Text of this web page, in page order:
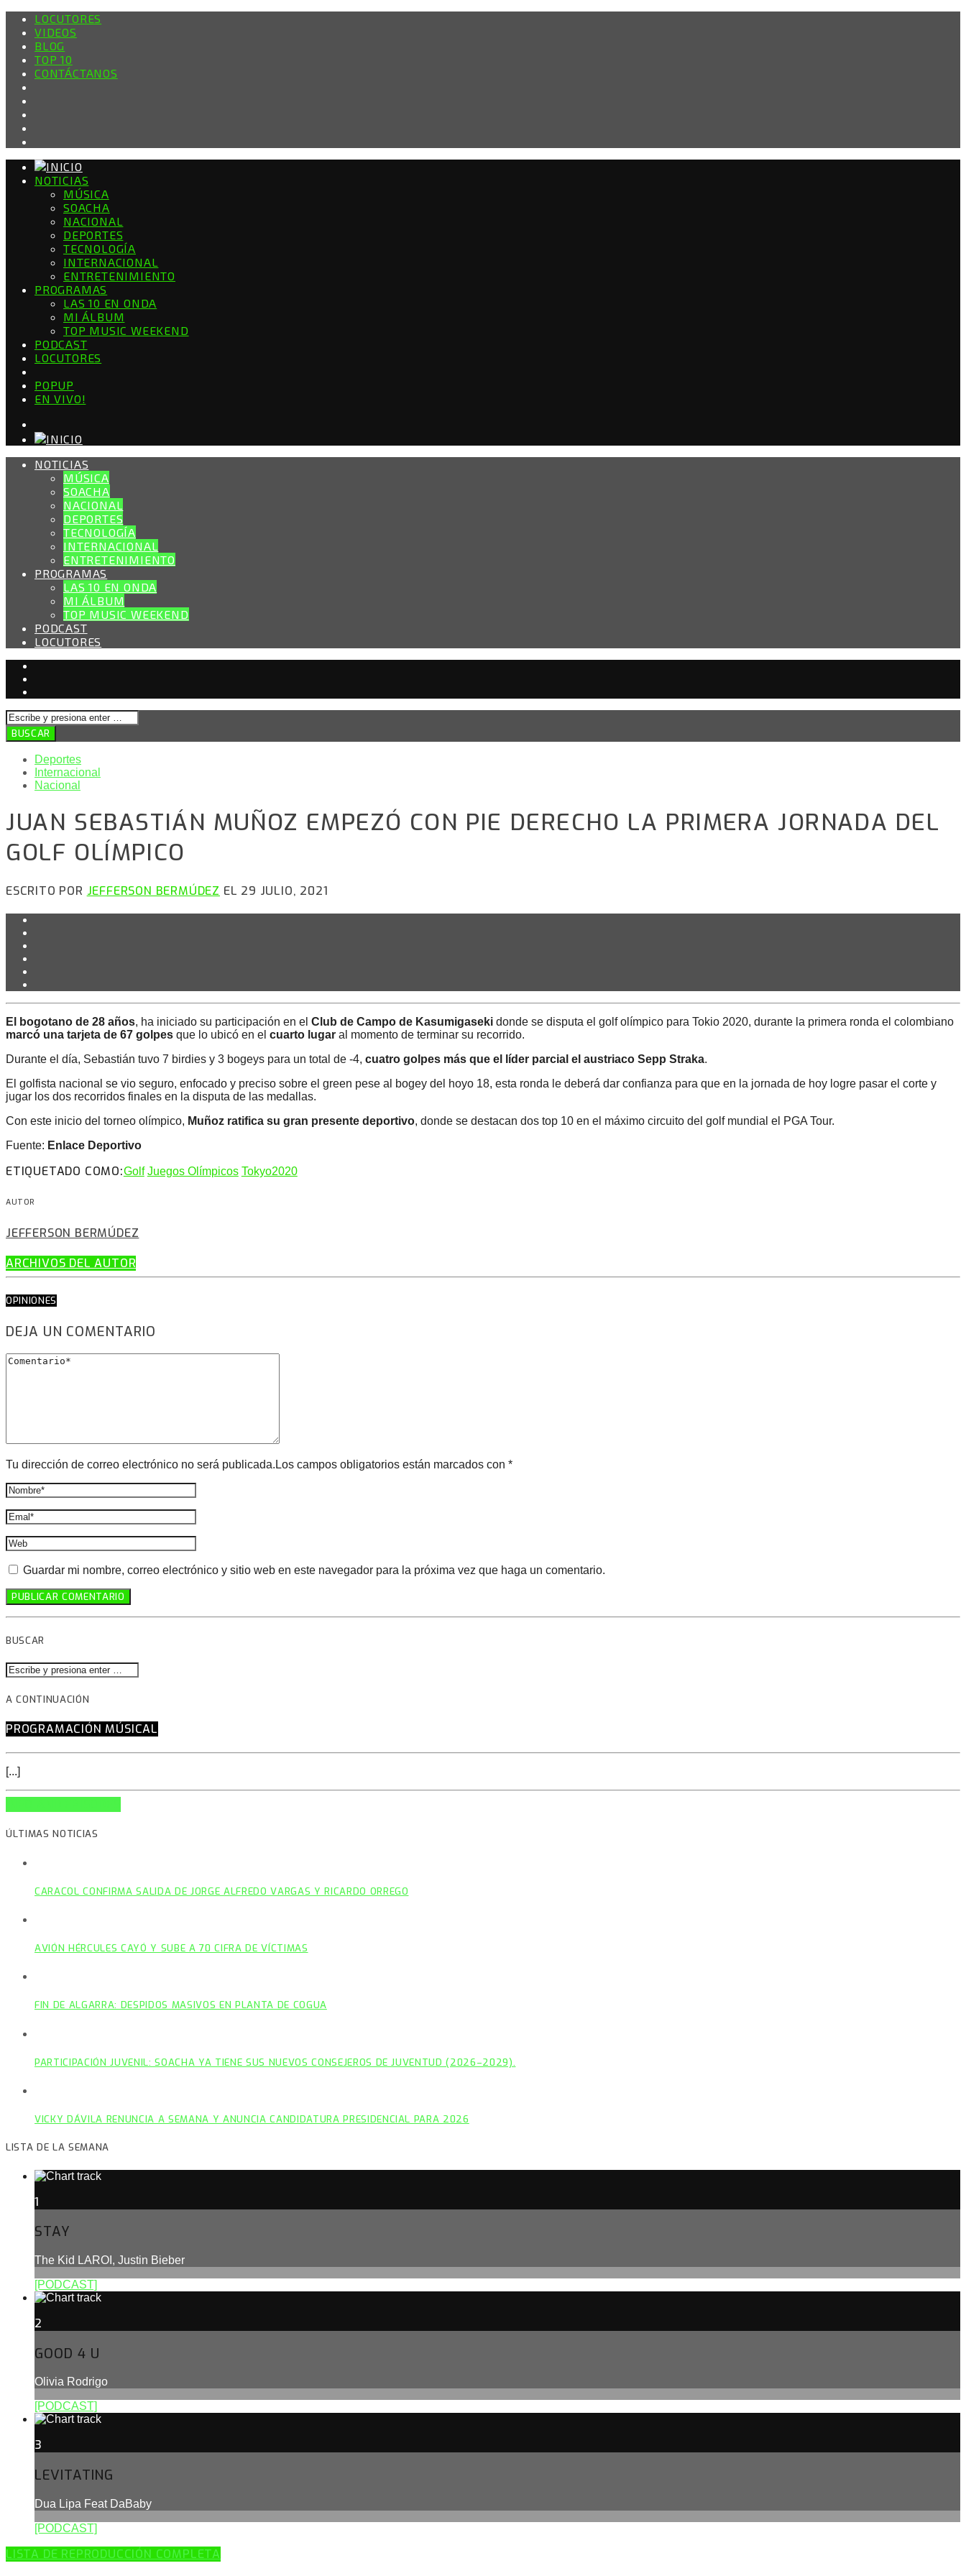
LOCUTORES
VIDEOS
BLOG
TOP 10
CONTÁCTANOS
NOTICIAS
MÚSICA
SOACHA
NACIONAL
DEPORTES
TECNOLOGÍA
INTERNACIONAL
ENTRETENIMIENTO
PROGRAMAS
LAS 10 EN ONDA
MI ÁLBUM
TOP MUSIC WEEKEND
PODCAST
LOCUTORES
POPUP
EN VIVO!
NOTICIAS
MÚSICA
SOACHA
NACIONAL
DEPORTES
TECNOLOGÍA
INTERNACIONAL
ENTRETENIMIENTO
PROGRAMAS
LAS 10 EN ONDA
MI ÁLBUM
TOP MUSIC WEEKEND
PODCAST
LOCUTORES
Deportes
Internacional
Nacional
JUAN SEBASTIÁN MUÑOZ EMPEZÓ CON PIE DERECHO LA PRIMERA JORNADA DEL
GOLF OLÍMPICO
ESCRITO POR JEFFERSON BERMÚDEZ EL 29 JULIO, 2021
El bogotano de 28 años, ha iniciado su participación en el Club de Campo de Kasumigaseki donde se disputa el golf olímpico para Tokio 2020, durante la primera ronda el colombiano
marcó una tarjeta de 67 golpes que lo ubicó en el cuarto lugar al momento de terminar su recorrido.
Durante el día, Sebastián tuvo 7 birdies y 3 bogeys para un total de -4, cuatro golpes más que el líder parcial el austriaco Sepp Straka.
El golfista nacional se vio seguro, enfocado y preciso sobre el green pese al bogey del hoyo 18, esta ronda le deberá dar confianza para que en la jornada de hoy logre pasar el corte y
jugar los dos recorridos finales en la disputa de las medallas.
Con este inicio del torneo olímpico, Muñoz ratifica su gran presente deportivo, donde se destacan dos top 10 en el máximo circuito del golf mundial el PGA Tour.
Fuente: Enlace Deportivo
ETIQUETADO COMO:Golf Juegos Olímpicos Tokyo2020
AUTOR
JEFFERSON BERMÚDEZ
ARCHIVOS DEL AUTOR
OPINIONES
DEJA UN COMENTARIO
Tu dirección de correo electrónico no será publicada.Los campos obligatorios están marcados con *
Guardar mi nombre, correo electrónico y sitio web en este navegador para la próxima vez que haga un comentario.
BUSCAR
A CONTINUACIÓN
PROGRAMACIÓN MÚSICAL
[...]
ÚLTIMAS NOTICIAS
CARACOL CONFIRMA SALIDA DE JORGE ALFREDO VARGAS Y RICARDO ORREGO
AVIÓN HÉRCULES CAYÓ Y SUBE A 70 CIFRA DE VÍCTIMAS
FIN DE ALGARRA: DESPIDOS MASIVOS EN PLANTA DE COGUA
PARTICIPACIÓN JUVENIL: SOACHA YA TIENE SUS NUEVOS CONSEJEROS DE JUVENTUD (2026–2029).
VICKY DÁVILA RENUNCIA A SEMANA Y ANUNCIA CANDIDATURA PRESIDENCIAL PARA 2026
LISTA DE LA SEMANA
1
STAY
The Kid LAROI, Justin Bieber
[PODCAST]
2
GOOD 4 U
Olivia Rodrigo
[PODCAST]
3
LEVITATING
Dua Lipa Feat DaBaby
[PODCAST]
LISTA DE REPRODUCCIÓN COMPLETA